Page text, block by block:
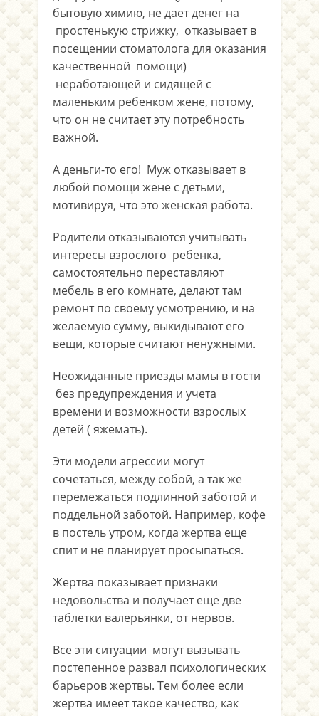
бытовую химию, не дает денег на
простенькую стрижку, отказывает в
посещении стоматолога для оказания
качественной помощи)
неработающей и сидящей с
маленьким ребенком жене, потому,
что он не считает эту потребность
важной.
А деньги-то его! Муж отказывает в
любой помощи жене с детьми,
мотивируя, что это женская работа.
Родители отказываются учитывать
интересы взрослого ребенка,
самостоятельно переставляют
мебель в его комнате, делают там
ремонт по своему усмотрению, и на
желаемую сумму, выкидывают его
вещи, которые считают ненужными.
Неожиданные приезды мамы в гости
без предупреждения и учета
времени и возможности взрослых
детей ( яжемать).
Эти модели агрессии могут
сочетаться, между собой, а так же
перемежаться подлинной заботой и
поддельной заботой. Например, кофе
в постель утром, когда жертва еще
спит и не планирует просыпаться.
Жертва показывает признаки
недовольства и получает еще две
таблетки валерьянки, от нервов.
Все эти ситуации могут вызывать
постепенное развал психологических
барьеров жертвы. Тем более если
жертва имеет такое качество, как